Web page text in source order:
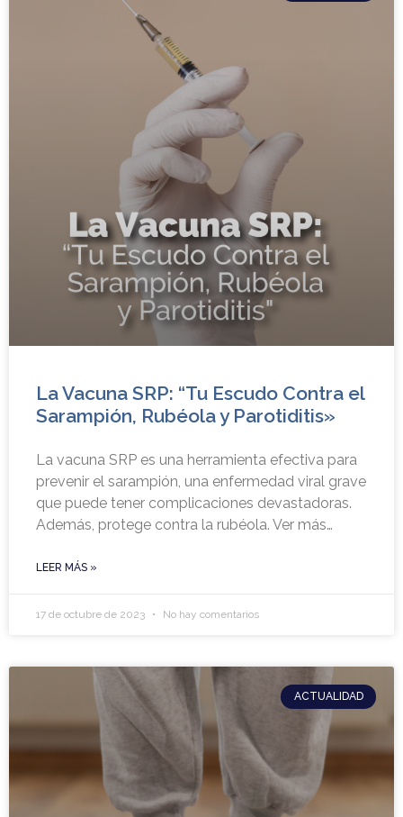
La Vacuna SRP: “Tu Escudo Contra el
Sarampión, Rubéola y Parotiditis»
La vacuna SRP es una herramienta efectiva para
prevenir el sarampión, una enfermedad viral grave
que puede tener complicaciones devastadoras.
Además, protege contra la rubéola. Ver más…
LEER MÁS »
17 de octubre de 2023 No hay comentarios
ACTUALIDAD